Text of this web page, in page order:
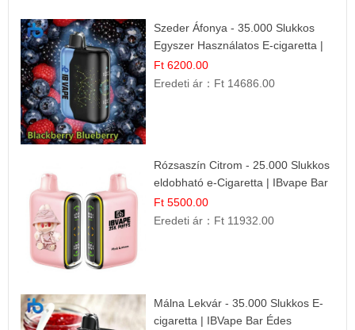
Szeder Áfonya - 35.000 Slukkos
Egyszer Használatos E-cigaretta |
Prémium Ízélmény
Ft 6200.00
Eredeti ár： Ft 14686.00
Rózsaszín Citrom - 25.000 Slukkos
eldobható e-Cigaretta | IBvape Bar
Ft 5500.00
Eredeti ár： Ft 11932.00
Málna Lekvár - 35.000 Slukkos E-
cigaretta | IBVape Bar Édes